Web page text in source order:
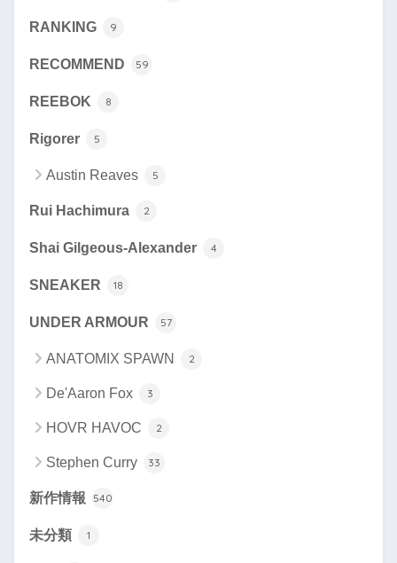
RANKING 9
RECOMMEND 59
REEBOK 8
Rigorer 5
Austin Reaves 5
Rui Hachimura 2
Shai Gilgeous-Alexander 4
SNEAKER 18
UNDER ARMOUR 57
ANATOMIX SPAWN 2
De'Aaron Fox 3
HOVR HAVOC 2
Stephen Curry 33
新作情報 540
未分類 1